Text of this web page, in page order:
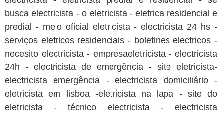
busca electricista - o eletricista - eletrica residencial e
predial - meio oficial eletricista - electricista 24 hs -
serviços eletricos residenciais - boletines electricos -
necesito electricista - empresaeletricista - electricista
24h - electricista de emergência - site eletricista-
electricista emergência - electricista domiciliário -
eletricista em lisboa -eletricista na lapa - site do
eletricista - técnico electricista - electricista